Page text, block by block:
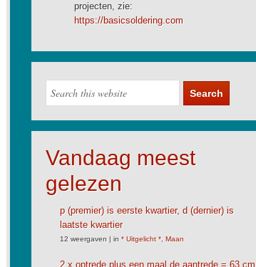
projecten, zie:
https://basicsoldering.com
Vandaag meest
gelezen
p (premier) is eerste kwartier, d (dernier) is
laatste kwartier
12 weergaven | in * Uitgelicht *, Maan
2 x optrede plus een maal de aantrede = 63 cm